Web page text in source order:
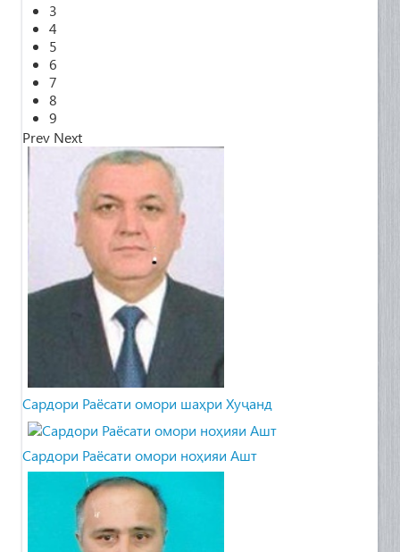
3
4
5
6
7
8
9
Prev Next
Cардори Раёсати омори шаҳри Хуҷанд
Сардори Раёсати омори ноҳияи Ашт